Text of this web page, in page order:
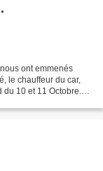
ont emmenés
le chauffeur du car,
10 et 11 Octobre.